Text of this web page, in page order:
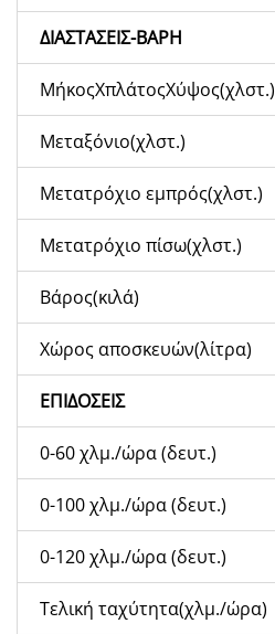
ΔΙΑΣΤΑΣΕΙΣ-ΒΑΡΗ
ΜήκοςXπλάτοςXύψος(χλστ.)
Μεταξόνιο(χλστ.)
Μετατρόχιο εμπρός(χλστ.)
Μετατρόχιο πίσω(χλστ.)
Βάρος(κιλά)
Χώρος αποσκευών(λίτρα)
ΕΠΙΔΟΣΕΙΣ
0-60 χλμ./ώρα (δευτ.)
0-100 χλμ./ώρα (δευτ.)
0-120 χλμ./ώρα (δευτ.)
Τελική ταχύτητα(χλμ./ώρα)